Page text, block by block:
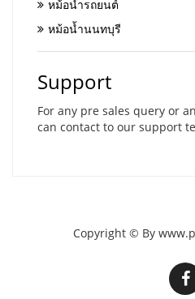
หม้อน้ำรถยนต์
หม้อน้ำนนทบุรี
Support
For any pre sales query or
can contact to our support
Copyright © By